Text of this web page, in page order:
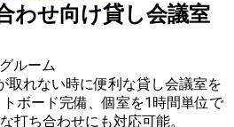
わせ向け貸し会議室
ルーム
取れない時に便利な貸し会議室を
ボード完備、個室を1時間単位で
打ち合わせにも対応可能。